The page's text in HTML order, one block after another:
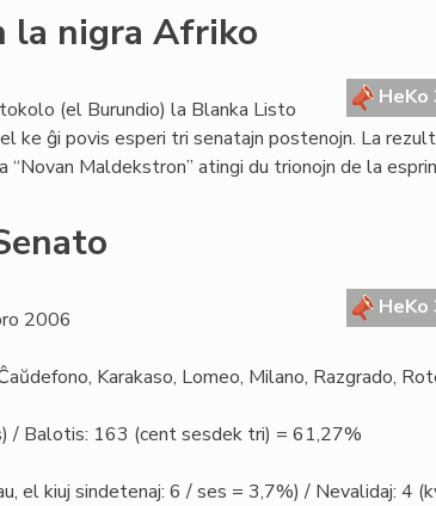
la nigra Afriko
HeKo
(el Burundio) la Blanka Listo
ke ĝi povis esperi tri senatajn postenojn. La
Maldekstron” atingi du trionojn de la
HeKo
2006
Karakaso, Lomeo, Milano, Razgrado,
/ Balotis: 163 (cent sesdek tri) = 61,27%
el kiuj sindetenaj: 6 / ses = 3,7%) / Nevalidaj: 4